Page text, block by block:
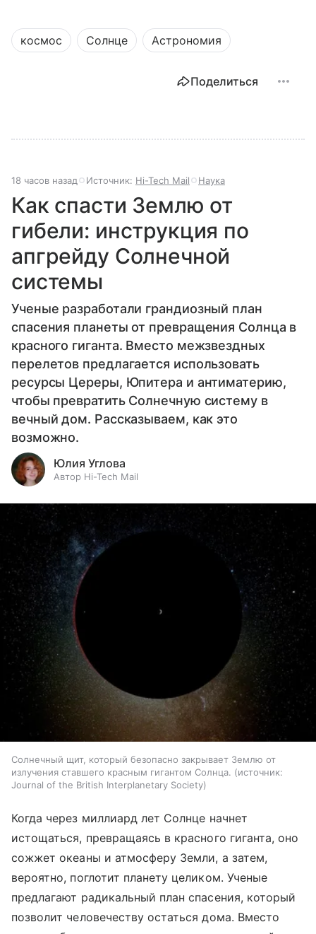
космос Солнце Астрономия
Поделиться
18 часов назад Источник: Hi-Tech Mail Наука
Как спасти Землю от
гибели: инструкция по
апгрейду Солнечной
системы
Ученые разработали грандиозный план
спасения планеты от превращения Солнца в
красного гиганта. Вместо межзвездных
перелетов предлагается использовать
ресурсы Цереры, Юпитера и антиматерию,
чтобы превратить Солнечную систему в
вечный дом. Рассказываем, как это
возможно.
Юлия Углова
Автор Hi-Tech Mail
Солнечный щит, который безопасно закрывает Землю от
излучения ставшего красным гигантом Солнца.
источник:
Journal of the British Interplanetary Society
Когда через миллиард лет Солнце начнет
истощаться, превращаясь в красного гиганта, оно
сожжет океаны и атмосферу Земли, а затем,
вероятно, поглотит планету целиком. Ученые
предлагают радикальный план спасения, который
позволит человечеству остаться дома. Вместо